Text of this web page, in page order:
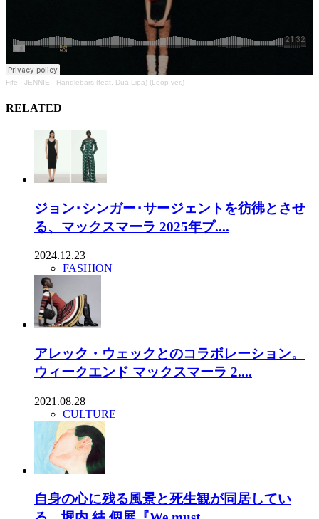
Fife · JENNIE - Handlebars (feat. Dua Lipa) (Loop ver.)
RELATED
ジョン･シンガー･サージェントを彷彿とさせ
る、マックスマーラ 2025年プ....
2024.12.23
FASHION
アレック・ウェックとのコラボレーション。
ウィークエンド マックスマーラ 2....
2021.08.28
CULTURE
自身の心に残る風景と死生観が同居してい